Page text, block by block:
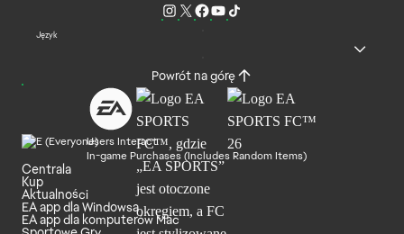
Język
Powrót na górę
Users Interact
In-game Purchases (Includes Random Items)
Centrala
Kup
Aktualności
EA app dla Windowsa
EA app dla komputerów Mac